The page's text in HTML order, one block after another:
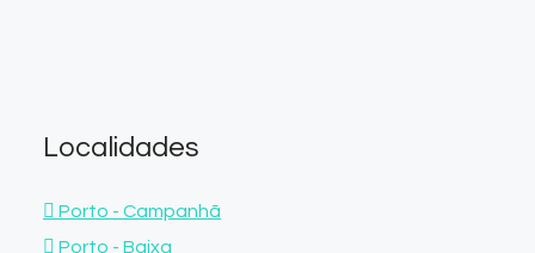
Localidades
Porto - Campanhã
Porto - Baixa